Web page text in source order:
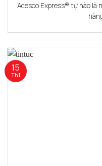
Acesco Express® tự hào
15
Th1